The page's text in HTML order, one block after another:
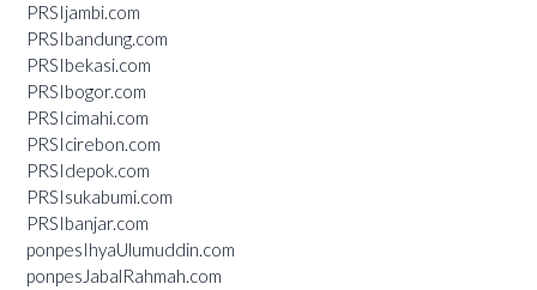
PRSIjambi.com
PRSIbandung.com
PRSIbekasi.com
PRSIbogor.com
PRSIcimahi.com
PRSIcirebon.com
PRSIdepok.com
PRSIsukabumi.com
PRSIbanjar.com
ponpesIhyaUlumuddin.com
ponpesJabalRahmah.com